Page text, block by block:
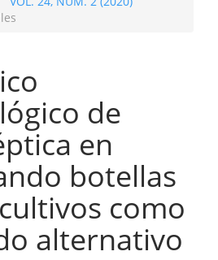
de
en
botellas
como
alternativo